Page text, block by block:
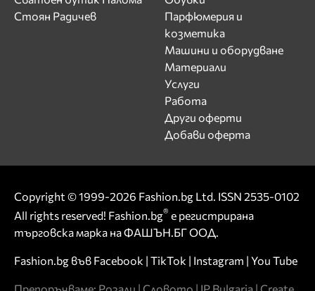
Стоян Радичев
Парфюмерия и
козметика
Машини и оборудване
Материали
Услуги
Работа
Други оферти
Добави оферта
Copyright © 1999-2026 Fashion.bg Ltd. ISSN 2535-0102
All rights reserved! Fashion.bg® е регистрирана
търговска марка на ФАШЪН.БГ ООД.
Fashion.bg във Facebook | TikTok | Instagram | You Tube